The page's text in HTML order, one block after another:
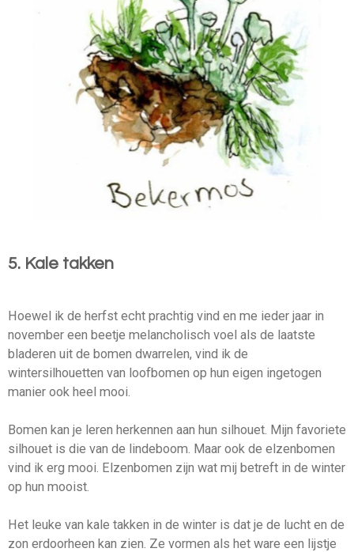
5. Kale takken
Hoewel ik de herfst echt prachtig vind en me ieder jaar in
november een beetje melancholisch voel als de laatste
bladeren uit de bomen dwarrelen, vind ik de
wintersilhouetten van loofbomen op hun eigen ingetogen
manier ook heel mooi.
Bomen kan je leren herkennen aan hun silhouet. Mijn favoriete
silhouet is die van de lindeboom. Maar ook de elzenbomen
vind ik erg mooi. Elzenbomen zijn wat mij betreft in de winter
op hun mooist.
Het leuke van kale takken in de winter is dat je de lucht en de
zon erdoorheen kan zien. Ze vormen als het ware een lijstje